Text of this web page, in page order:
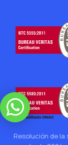
Resolución de